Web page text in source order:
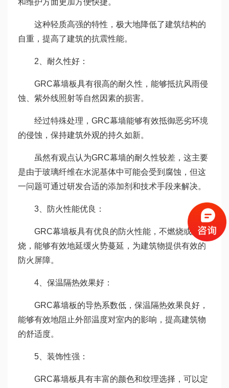
这种轻质高强的特性，极大地降低了建筑结构的
自重，提高了建筑的抗震性能。
2、耐久性好：
GRC幕墙板具有很高的耐久性，能够抵抗风雨侵
蚀、紫外线照射等自然因素的损害。
经过特殊处理，GRC幕墙能够有效抵御恶劣环境
的侵蚀，保持建筑外观的持久如新。
虽然有观点认为GRC幕墙的耐久性较差，这主要
是由于玻璃纤维在水泥基体中可能会受到腐蚀，但这
一问题可通过研发合适的添加剂和技术手段来解决。
3、防火性能优良：
GRC幕墙板具有优良的防火性能，不燃烧或难燃
烧，能够有效地延缓火势蔓延，为建筑物提供有效的
防火屏障。
4、保温隔热效果好：
GRC幕墙板的导热系数低，保温隔热效果良好，
能够有效地阻止外部温度对室内的影响，提高建筑物
的舒适度。
5、装饰性强：
GRC幕墙板具有丰富的颜色和纹理选择，可以定